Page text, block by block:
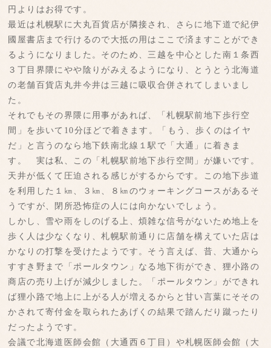
円よりはお得です。
最近は札幌駅に大丸百貨店が隣接され、さらに地下道で紀伊
國屋書店まで行けるので大抵の用はここで済ますことができ
るようになりました。そのため、三越を中心とした南１条西
３丁目界隈にやや陰りがみえるようになり、とうとう北海道
の老舗百貨店丸井今井は三越に吸収合併されてしまいまし
た。
それでもその界隈に用事があれば、「札幌駅前地下歩行空
間」を歩いて10分ほどで着きます。「もう、歩くのはイヤ
だ」と言うのなら地下鉄南北線１駅で「大通」に着きま
す。 実は私、この「札幌駅前地下歩行空間」が嫌いです。
天井が低くて圧迫される感じがするからです。この地下歩道
を利用した１㎞、３㎞、８㎞のウォーキングコースがあるそ
うですが、閉所恐怖症の人には向かないでしょう。
しかし、雪や雨をしのげる上、煩雑な信号がないため地上を
歩く人は少なくなり、札幌駅前通りに店舗を構えていた店は
かなりの打撃を受けたようです。そう言えば、昔、大通から
すすき野まで「ポールタウン」なる地下街ができ、狸小路の
商店の売り上げが減少しました。「ポールタウン」ができれ
ば狸小路で地上に上がる人が増えるからと甘い言葉にそその
かされて寄付金を取られたあげくの結果で踏んだり蹴ったり
だったようです。
会議で北海道医師会館（大通西６丁目）や札幌医師会館（大